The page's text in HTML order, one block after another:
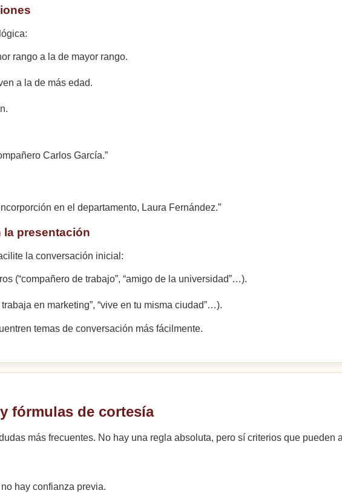
rango a la de mayor rango.
a la de más edad.
Carlos García.”
en el departamento, Laura Fernández.”
la presentación
la conversación inicial:
(“compañero de trabajo”, “amigo de la universidad”…).
en marketing”, “vive en tu misma ciudad”…).
temas de conversación más fácilmente.
fórmulas de cortesía
más frecuentes. No hay una regla absoluta, pero sí criterios que pueden
hay confianza previa.